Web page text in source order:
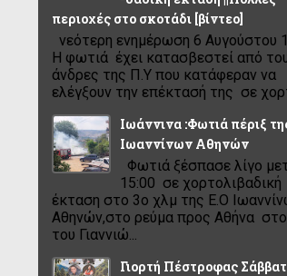
περιοχές στο σκοτάδι [βίντεο]
νεότερη ενημέρωση 6 Αυγούστου
Η φωτιά έχει κατασβεστεί από
άνδρες της Π.Υ που κατάφεραν να
ελέγξουν την επέκτασή της σε
Ιωάννινα :Φωτιά πέριξ
Ιωαννίνων Αθηνών
Φωτιά ξέσπασε λίγο
15:00 σε χορτολιβαδική
έκταση στο 3ο χλμ της Ε.Ο
Αθηνών,στο ρεύμα προς Αθήνα
του Γιαννιώ...
Γιορτή Πέστροφας